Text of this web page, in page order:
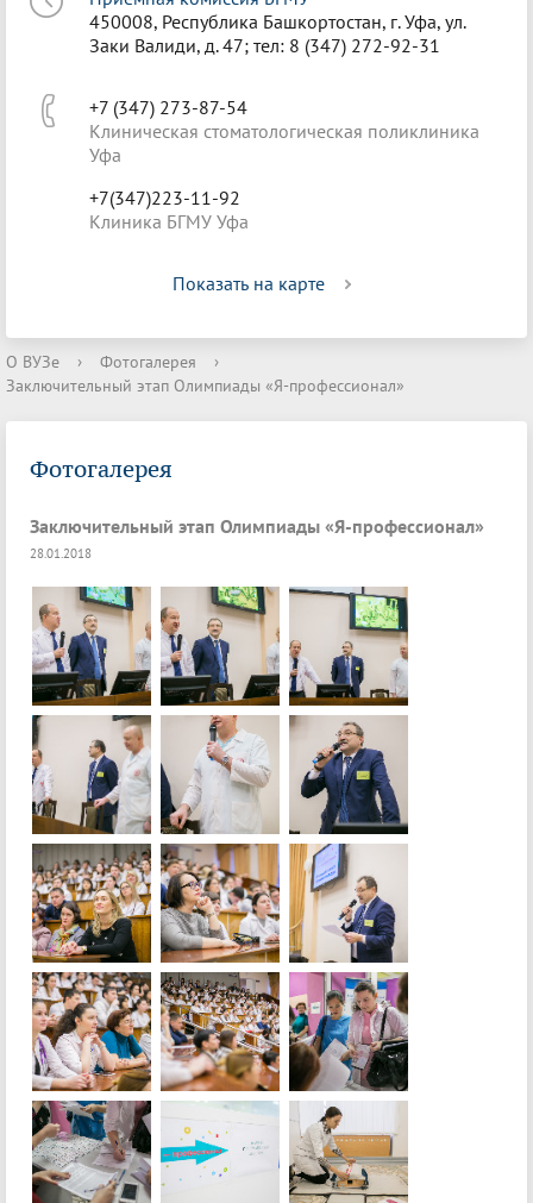
450008, Республика Башкортостан, г. Уфа, ул.
Заки Валиди, д. 47; тел: 8 (347) 272-92-31
+7 (347) 273-87-54
Клиническая стоматологическая поликлиника
Уфа
+7(347)223-11-92
Клиника БГМУ Уфа
Показать на карте
О ВУЗе › Фотогалерея
›
Заключительный этап Олимпиады «Я-профессионал»
Фотогалерея
Заключительный этап Олимпиады «Я-профессионал»
28.01.2018